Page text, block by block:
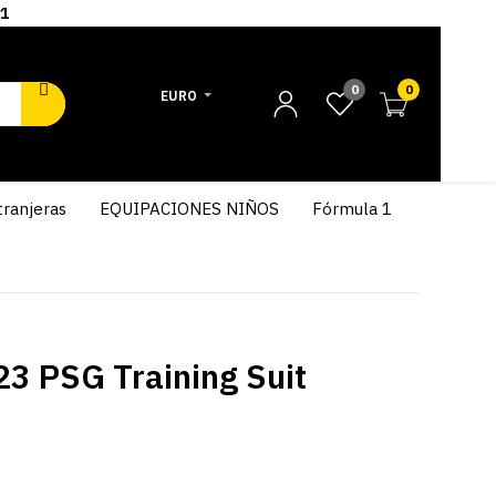
EURO 0 0
EQUIPACIONES NIÑOS Fórmula 1
PSG Training Suit